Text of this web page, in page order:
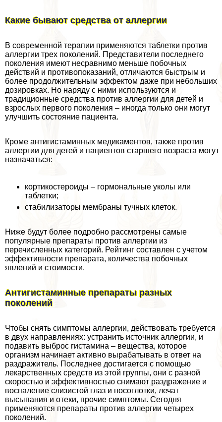
Какие бывают средства от аллергии
В современной терапии применяются таблетки против
аллергии трех поколений. Представители последнего
поколения имеют несравнимо меньше побочных
действий и противопоказаний, отличаются быстрым и
более продолжительным эффектом даже при небольших
дозировках. Но наряду с ними используются и
традиционные средства против аллергии для детей и
взрослых первого поколения – иногда только они могут
улучшить состояние пациента.
Кроме антигистаминных медикаментов, также против
аллергии для детей и пациентов старшего возраста могут
назначаться:
кортикостероиды – гормональные уколы или
таблетки;
стабилизаторы мембраны тучных клеток.
Ниже будут более подробно рассмотрены самые
популярные препараты против аллергии из
перечисленных категорий. Рейтинг составлен с учетом
эффективности препарата, количества побочных
явлений и стоимости.
Антигистаминные препараты разных
поколений
Чтобы снять симптомы аллергии, действовать требуется
в двух направлениях: устранить источник аллергии, и
подавить выброс гистамина – вещества, которое
организм начинает активно выpaбатывать в ответ на
раздражитель. Последнее достигается с помощью
лекарственных средств из этой группы, они с разной
скоростью и эффективностью снимают раздражение и
воспаление слизистой глаз и носоглотки, лечат
высыпания и отеки, прочие симптомы. Сегодня
применяются препараты против аллергии четырех
поколений.